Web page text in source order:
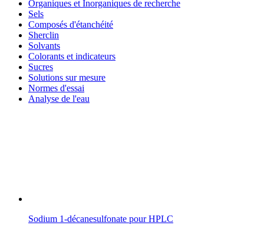
Organiques et Inorganiques de recherche
Sels
Composés d'étanchéité
Sherclin
Solvants
Colorants et indicateurs
Sucres
Solutions sur mesure
Normes d'essai
Analyse de l'eau
Sodium 1-décanesulfonate pour HPLC